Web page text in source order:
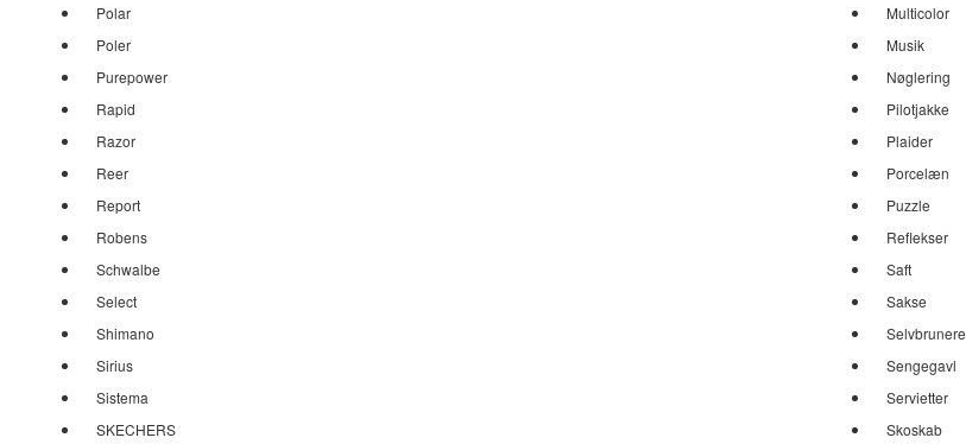
Polar
Poler
Purepower
Rapid
Razor
Reer
Report
Robens
Schwalbe
Select
Shimano
Sirius
Sistema
SKECHERS
Multicolor
Musik
Nøglering
Pilotjakke
Plaider
Porcelæn
Puzzle
Reflekser
Saft
Sakse
Selvbrunere
Sengegavl
Servietter
Skoskab